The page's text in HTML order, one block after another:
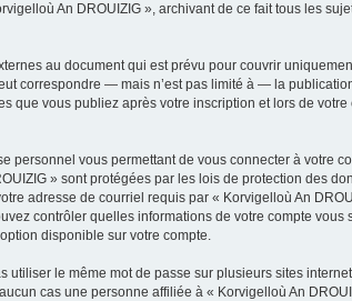
An DROUIZIG », archivant de ce fait tous les
au document qui est prévu pour couvrir
correspondre — mais n’est pas limité à — la
que vous publiez après votre inscription et lors de
personnel vous permettant de vous connecter à votre
» sont protégées par les lois de protection des
adresse de courriel requis par « Korvigelloù An
contrôler quelles informations de votre compte vous
disponible sur votre compte.
le même mot de passe sur plusieurs sites
cas une personne affiliée à « Korvigelloù An